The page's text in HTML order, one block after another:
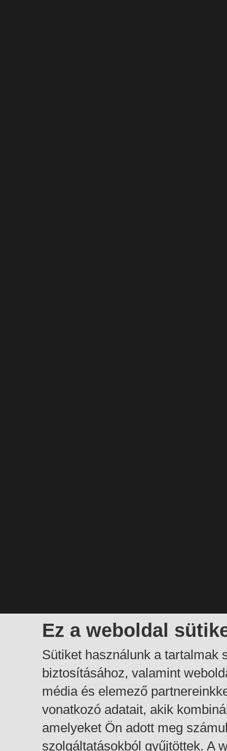
Ez a weboldal
Sütiket használunk a tartalmak
biztosításához, valamint
média és elemező
vonatkozó adatait, akik
amelyeket Ön adott meg
szolgáltatásokból gyűjtöttek. A